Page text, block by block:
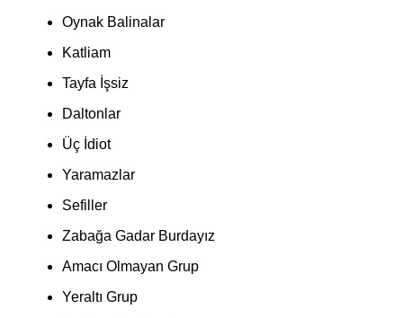
Oynak Balinalar
Katliam
Tayfa İşsiz
Daltonlar
Üç İdiot
Yaramazlar
Sefiller
Zabağa Gadar Burdayız
Amacı Olmayan Grup
Yeraltı Grup